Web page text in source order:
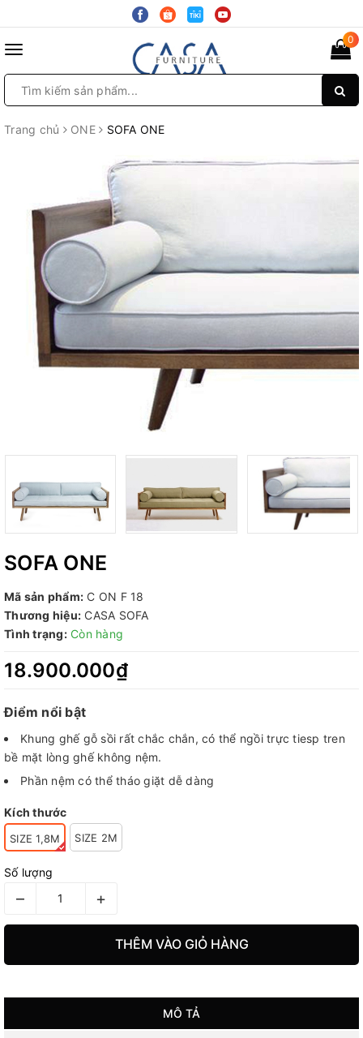
Toggle
0
Trang chủ ONE SOFA ONE
SOFA ONE
Mã sản phẩm: C ON F 18
Thương hiệu: CASA SOFA
Tình trạng: Còn hàng
18.900.000₫
Điểm nổi bật
Khung ghế gỗ sồi rất chắc chắn, có thể ngồi trực tiesp tren
bề mặt lòng ghế không nệm.
Phần nệm có thể tháo giặt dễ dàng
Kích thước
SIZE 1,8M SIZE 2M
Số lượng
– +
THÊM VÀO GIỎ HÀNG
MÔ TẢ